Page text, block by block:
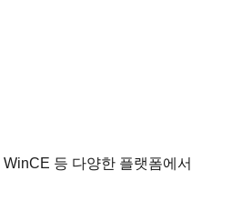
등 다양한 플랫폼에서